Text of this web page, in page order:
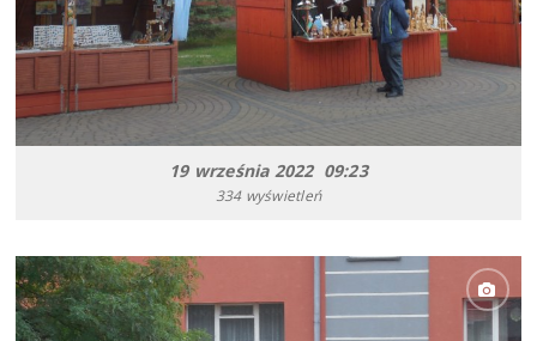
19 września 2022 09:23
334 wyświetleń